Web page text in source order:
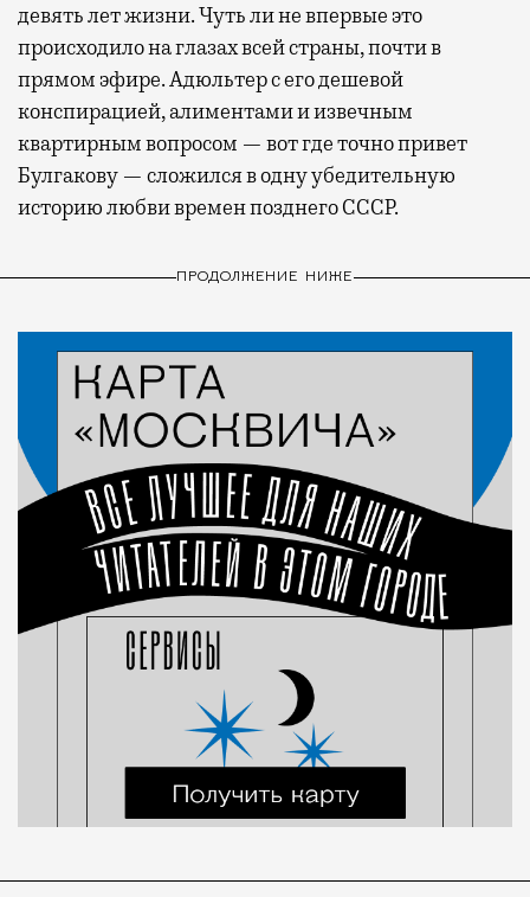
девять лет жизни. Чуть ли не впервые это
происходило на глазах всей страны, почти в
прямом эфире. Адюльтер с его дешевой
конспирацией, алиментами и извечным
квартирным вопросом — вот где точно привет
Булгакову — сложился в одну убедительную
историю любви времен позднего СССР.
ПРОДОЛЖЕНИЕ НИЖЕ